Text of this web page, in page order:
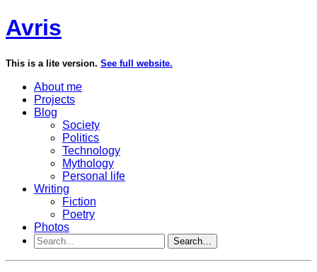
Avris
This is a lite version. See full website.
About me
Projects
Blog
Society
Politics
Technology
Mythology
Personal life
Writing
Fiction
Poetry
Photos
Search…